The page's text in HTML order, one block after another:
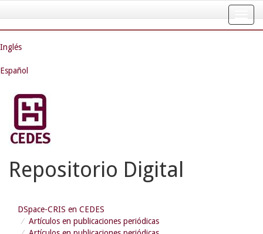
navigation
Inglés
Español
Repositorio Digital
DSpace-CRIS en CEDES
Artículos en publicaciones periódicas